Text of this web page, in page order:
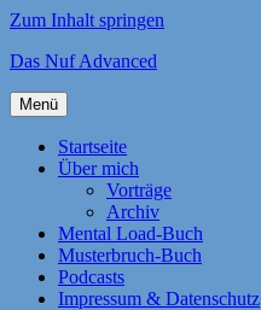
Zum Inhalt springen
Das Nuf Advanced
Menü
Startseite
Über mich
Vorträge
Archiv
Mental Load-Buch
Musterbruch-Buch
Podcasts
Impressum & Datenschutz